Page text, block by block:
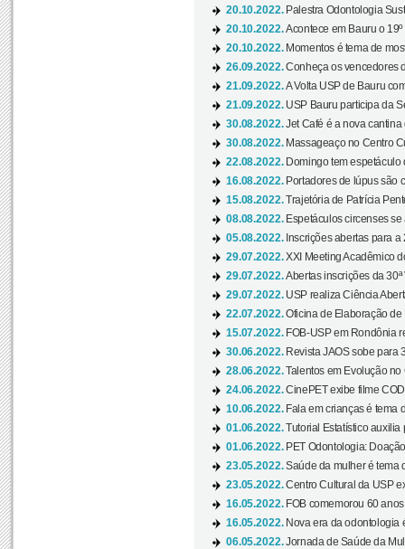
20.10.2022. Palestra Odontologia
20.10.2022.Acontece em Bauru o 19º
20.10.2022. Momentos é tema de
26.09.2022.Conheça os vencedores
21.09.2022.A Volta USP de Bauru
21.09.2022. USP Bauru participa da
30.08.2022.Jet Café é a nova
30.08.2022. Massageaço no Centro
22.08.2022. Domingo tem espetáculo
16.08.2022. Portadores de lúpus são
15.08.2022.Trajetória de Patrícia
08.08.2022. Espetáculos circenses
05.08.2022. Inscrições abertas para a
29.07.2022.XXI Meeting Acadêmico
29.07.2022.Abertas inscrições da 30ª
29.07.2022. USP realiza Ciência
22.07.2022.Oficina de Elaboração de
15.07.2022. FOB-USP em Rondônia
30.06.2022. Revista JAOS sobe para
28.06.2022.Talentos em Evolução no
24.06.2022.CinePET exibe filme
10.06.2022. Fala em crianças é tema
01.06.2022.Tutorial Estatístico auxilia
01.06.2022. PET Odontologia:
23.05.2022.Saúde da mulher é tema
23.05.2022.Centro Cultural da USP
16.05.2022. FOB comemorou 60
16.05.2022. Nova era da odontologia
06.05.2022.Jornada de Saúde da